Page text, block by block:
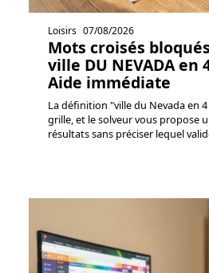
Loisirs 07/08/2026
Mots croisés
ville DU NEVADA en
Aide immédiate
La définition "ville du Nevada en
grille, et le solveur vous propose
résultats sans préciser lequel